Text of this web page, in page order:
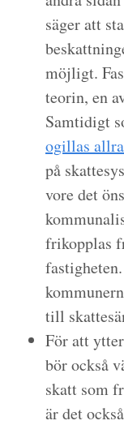
säger att
möjligt.
teorin, en
Samtidigt
ogillas
på
vore det
frikopplas
till
För att
bör också
skatt som
är det